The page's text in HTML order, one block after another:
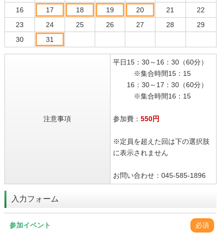
16
17 18 19 20 21
22
23
24 25 26 27 28
29
30
31
注意事項
平日15：30～16：30（60分）
※集合時間15：15
16：30～17：30（60分）
※集合時間16：15
参加費： 550円
※定員を超えた回は下の選択肢
に表示されません
お問い合わせ：045-585-1896
入力フォーム
参加イベント
必須